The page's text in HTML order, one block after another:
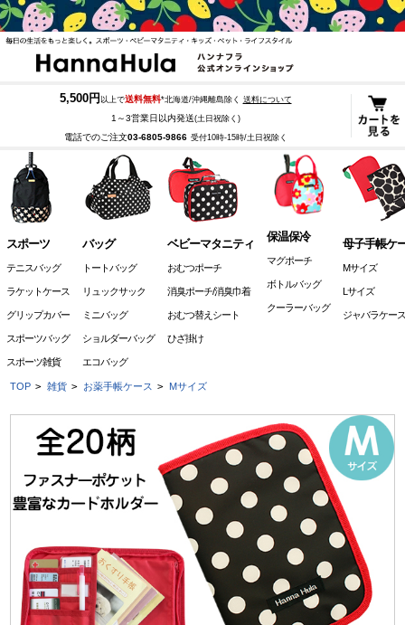
5,500円 以上で送料無料*北海道/沖縄離島除く 送料について
1～3営業日以内発送(土日祝除く)
電話でのご注文03-6805-9866 受付10時-15時/土日祝除く
スポーツ
テニスバッグ
ラケットケース
グリップカバー
スポーツバッグ
スポーツ雑貨
バッグ
トートバッグ
リュックサック
ミニバッグ
ショルダーバッグ
エコバッグ
ベビーマタニティ
おむつポーチ
消臭ポーチ/消臭巾着
おむつ替えシート
ひざ掛け
保温保冷
マグポーチ
ボトルバッグ
クーラーバッグ
母子手帳ケ
Mサイズ
Lサイズ
ジャバラケース
TOP > 雑貨 > お薬手帳ケース > Mサイズ